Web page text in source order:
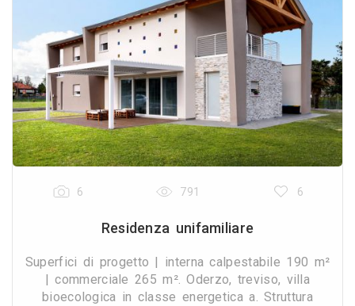
6 791 6
Residenza unifamiliare
Superfici di progetto | interna calpestabile 190 m²
| commerciale 265 m². Oderzo, treviso, villa
bioecologica in classe energetica a. Struttura